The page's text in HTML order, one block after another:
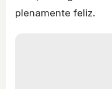
plenamente feliz.